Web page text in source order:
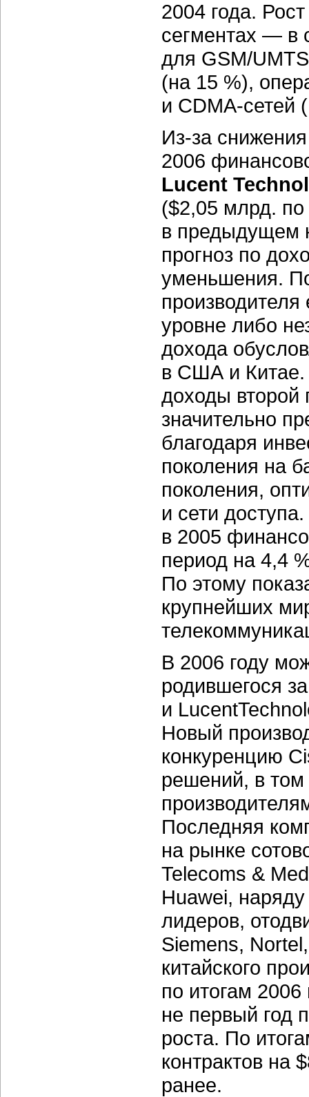
2004 года.
сегментах — в
для GSM/
(на 15 %),
и CDMA-сетей
Из-заснижения
2006
Lucent
($2,05 млрд.
в предыдущем
прогноз по
уменьшения.
уровне либо
дохода
в США и Китае.
доходы второй
значительно
благодаря
поколения на
поколения,
и сети
в 2005
период на 4,4
По этому
крупнейших
В 2006 году
родившегося
и
Новый
конкуренцию
решений, в
Последняя
на рынке
Telecoms &
Huawei,
лидеров,
Siemens,
китайского
по итогам
не первый год
роста. По
контрактов
ранее.